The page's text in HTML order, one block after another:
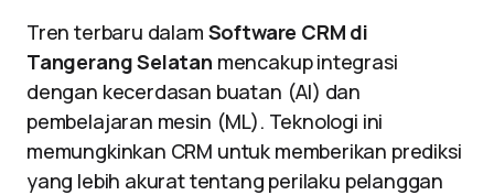
Tren terbaru dalam Software CRM di
Tangerang Selatan mencakup integrasi
dengan kecerdasan buatan (AI) dan
pembelajaran mesin (ML). Teknologi ini
memungkinkan CRM untuk memberikan prediksi
yang lebih akurat tentang perilaku pelanggan